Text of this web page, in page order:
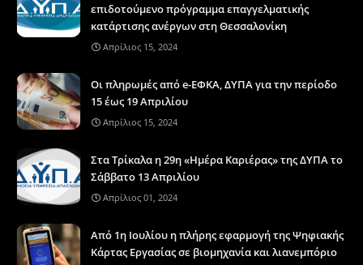
επιδοτούμενο πρόγραμμα επαγγελματικής
κατάρτισης ανέργων στη Θεσσαλονίκη
Απρίλιος 15, 2024
Οι πληρωμές από e-ΕΦΚΑ, ΔΥΠΑ για την περίοδο
15 έως 19 Απριλίου
Απρίλιος 15, 2024
Στα Τρίκαλα η 29η «Ημέρα Καριέρας» της ΔΥΠΑ το
Σάββατο 13 Απριλίου
Απρίλιος 01, 2024
Από 1η Ιουλίου η πλήρης εφαρμογή της Ψηφιακής
Κάρτας Εργασίας σε βιομηχανία και λιανεμπόριο